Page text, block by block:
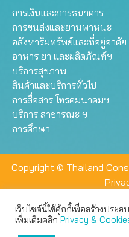
การเงินและการธนาคาร
การขนส่งและยานพาหนะ
อสังหาริมทรัพย์และที่อยู่อาศัย
อาหาร ยา และผลิตภัณฑ์ฯ
บริการสุขภาพ
สินค้าและบริการทั่วไป
การสื่อสาร โทรคมนาคมฯ
บริการ สาธารณะ ฯ
การศึกษา
Copyright © Thailand
เว็บไซต์นี้ใช้คุ้กกี้เพื่อสร้างปร
เพิ่มเติมคลิกPrivacy &
เว็บไซต์นี้ใช้คุกกี้เพื่อมอบประ
สามารถเลือกตั้งค่าความเป็นส่ว